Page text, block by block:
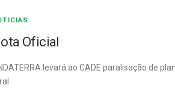
Oficial
levará ao CADE paralisação de